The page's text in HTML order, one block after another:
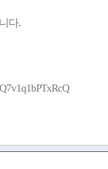
다.